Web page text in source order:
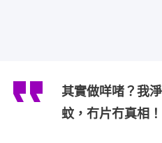
其實做咩啫？我
蚊，冇片冇真相！